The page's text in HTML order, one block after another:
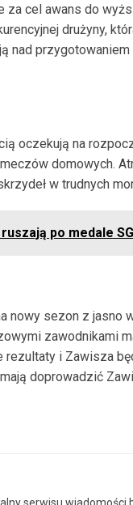
za cel awans do
drużyny,
nad
oczekują na
domowych.
w trudnych
po medale
nowy sezon z jasno
zawodnikami
rezultaty i Zawisza
doprowadzić